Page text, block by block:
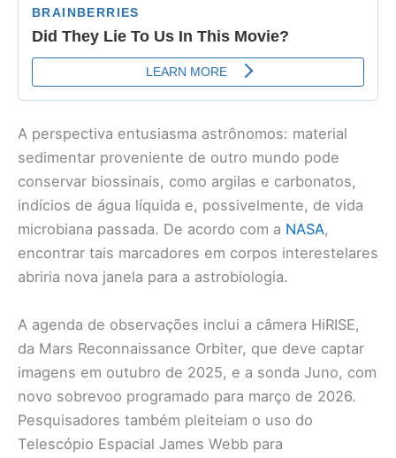
A perspectiva entusiasma astrônomos: material
sedimentar proveniente de outro mundo pode
conservar biossinais, como argilas e carbonatos,
indícios de água líquida e, possivelmente, de vida
microbiana passada. De acordo com a NASA,
encontrar tais marcadores em corpos interestelares
abriria nova janela para a astrobiologia.
A agenda de observações inclui a câmera HiRISE,
da Mars Reconnaissance Orbiter, que deve captar
imagens em outubro de 2025, e a sonda Juno, com
novo sobrevoo programado para março de 2026.
Pesquisadores também pleiteiam o uso do
Telescópio Espacial James Webb para